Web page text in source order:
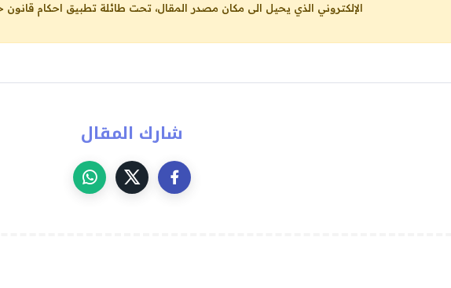
الإلكتروني الذي يحيل الى مكان مصدر المقال، تحت طائلة تطبيق احكام قانون
شارك المقال